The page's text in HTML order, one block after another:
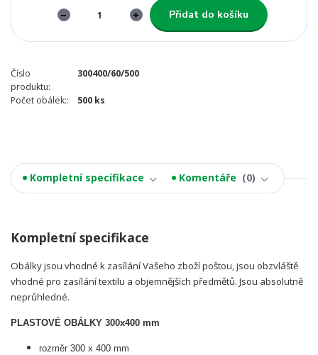
Přidat do košíku
Číslo
produktu:
300400/60/500
Počet obálek:: 500 ks
Kompletní specifikace Komentáře 0
Kompletní specifikace
Obálky jsou vhodné k zasílání Vašeho zboží poštou, jsou obzvláště
vhodné pro zasílání textilu a objemnějších předmětů. Jsou absolutně
neprůhledné.
PLASTOVÉ OBÁLKY 300x400 mm
rozměr 300 x 400 mm